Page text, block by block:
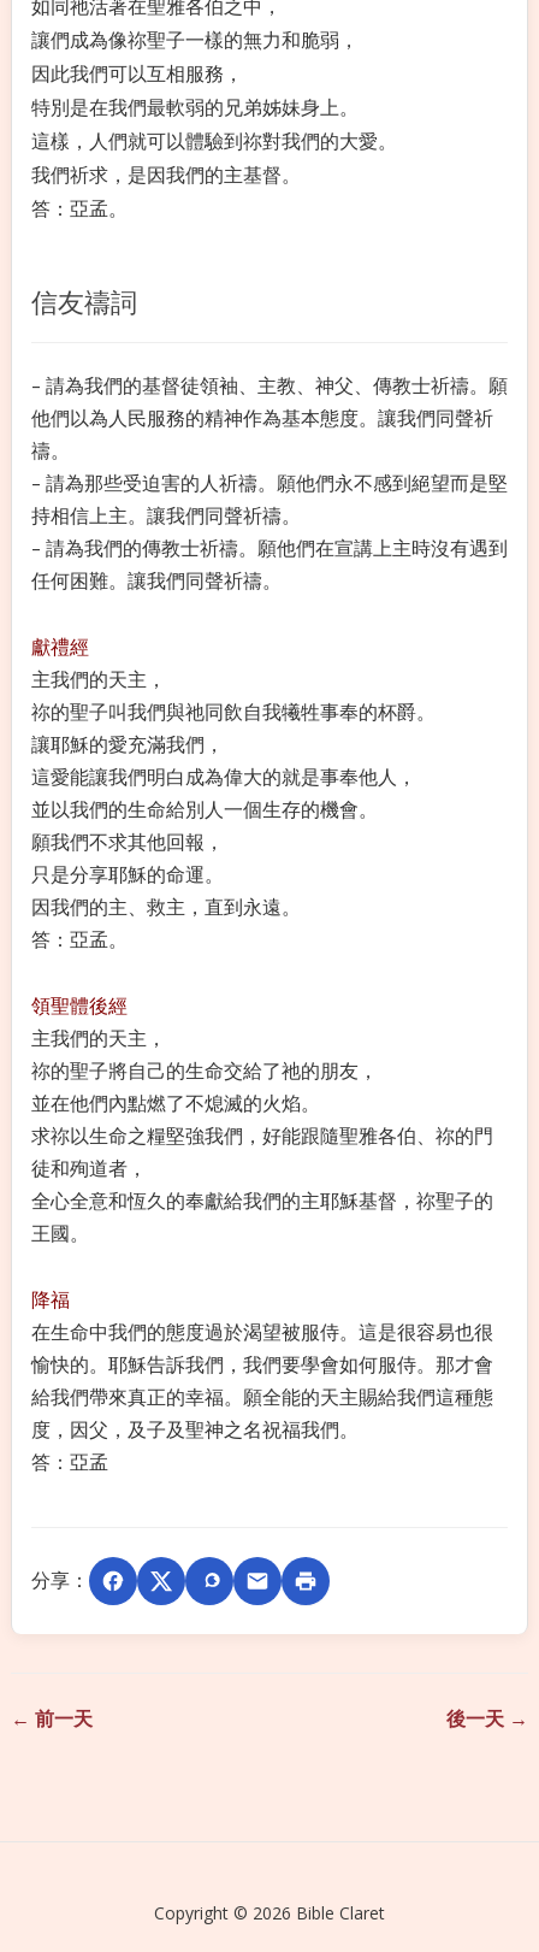
如同祂活著在聖雅各伯之中，
讓們成為像祢聖子一樣的無力和脆弱，
因此我們可以互相服務，
特別是在我們最軟弱的兄弟姊妹身上。
這樣，人們就可以體驗到祢對我們的大愛。
我們祈求，是因我們的主基督。
答：亞孟。
信友禱詞
- 請為我們的基督徒領袖、主教、神父、傳教士祈禱。願
他們以為人民服務的精神作為基本態度。讓我們同聲祈
禱。
- 請為那些受迫害的人祈禱。願他們永不感到絕望而是堅
持相信上主。讓我們同聲祈禱。
- 請為我們的傳教士祈禱。願他們在宣講上主時沒有遇到
任何困難。讓我們同聲祈禱。
獻禮經
主我們的天主，
祢的聖子叫我們與祂同飲自我犧牲事奉的杯爵。
讓耶穌的愛充滿我們，
這愛能讓我們明白成為偉大的就是事奉他人，
並以我們的生命給別人一個生存的機會。
願我們不求其他回報，
只是分享耶穌的命運。
因我們的主、救主，直到永遠。
答：亞孟。
領聖體後經
主我們的天主，
祢的聖子將自己的生命交給了祂的朋友，
並在他們內點燃了不熄滅的火焰。
求祢以生命之糧堅強我們，好能跟隨聖雅各伯、祢的門
徒和殉道者，
全心全意和恆久的奉獻給我們的主耶穌基督，祢聖子的
王國。
降福
在生命中我們的態度過於渴望被服侍。這是很容易也很
愉快的。耶穌告訴我們，我們要學會如何服侍。那才會
給我們帶來真正的幸福。願全能的天主賜給我們這種態
度，因父，及子及聖神之名祝福我們。
答：亞孟
分享：
← 前一天 後一天 →
Copyright © 2026 Bible Claret